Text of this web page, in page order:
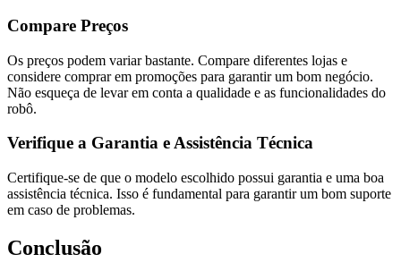
Compare Preços
Os preços podem variar bastante. Compare diferentes lojas e
considere comprar em promoções para garantir um bom negócio.
Não esqueça de levar em conta a qualidade e as funcionalidades do
robô.
Verifique a Garantia e Assistência Técnica
Certifique-se de que o modelo escolhido possui garantia e uma boa
assistência técnica. Isso é fundamental para garantir um bom suporte
em caso de problemas.
Conclusão